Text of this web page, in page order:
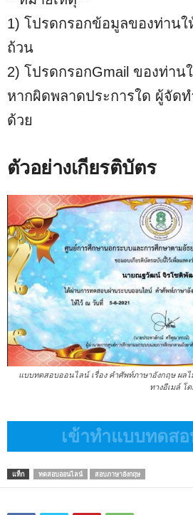
1) โปรดกรอกข้อมูลของท่าน
ถ้วน
2) โปรดกรอกGmail ของท่าน
หากผิดพลาดประการใด ผู้จั
ด้วย
ตัวอย่างเกียรติบัตร
แบบทดสอบออนไลน์ เรื่อง คำศัพท์ภาษาอังกฤษ ผล
ทางอีเมล์ โ
เข้าทำแบบทดส
แท็ก ทดสอบออนไลน์ สอบภาษาอังกฤษ